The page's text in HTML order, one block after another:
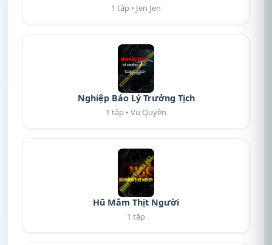
1 tập • Jen Jen
Nghiệp Báo Lý Trưởng Tịch
1 tập • Vu Quyên
Hũ Mắm Thịt Người
1 tập